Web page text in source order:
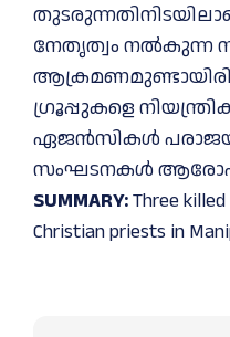
നേതൃത്വം നൽകുന്ന
ഗ്രൂപ്പുകളെ
ഏജൻസികൾ
സംഘടനകൾ
SUMMARY:Three
Christian priests in